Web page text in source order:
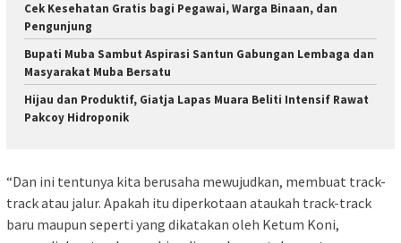
Cek Kesehatan Gratis bagi Pegawai, Warga Binaan, dan
Pengunjung
Bupati Muba Sambut Aspirasi Santun Gabungan Lembaga dan
Masyarakat Muba Bersatu
Hijau dan Produktif, Giatja Lapas Muara Beliti Intensif Rawat
Pakcoy Hidroponik
“Dan ini tentunya kita berusaha mewujudkan, membuat track-
track atau jalur. Apakah itu diperkotaan ataukah track-track
baru maupun seperti yang dikatakan oleh Ketum Koni,